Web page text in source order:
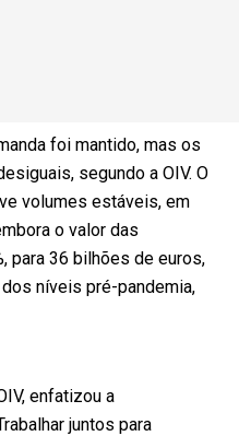
foi mantido, mas os
segundo a OIV. O
volumes estáveis, em
o valor das
para 36 bilhões de euros,
níveis pré-pandemia,
enfatizou a
juntos para